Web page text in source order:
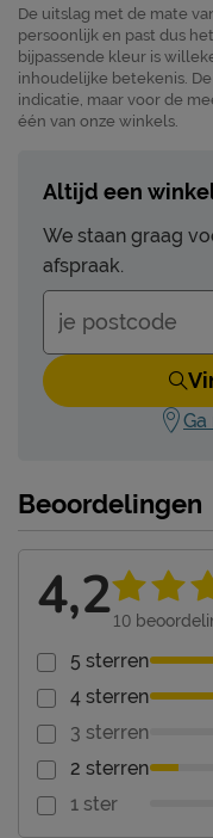
De uitslag met de mate
persoonlijk en past dus
bijpassende kleur is
inhoudelijke betekenis.
indicatie, maar voor de
één van onze winkels.
Altijd een
We staan graag
afspraak.
Beoordelingen
4,210
5 sterren
4 sterren
3 sterren
2 sterren
1 ster